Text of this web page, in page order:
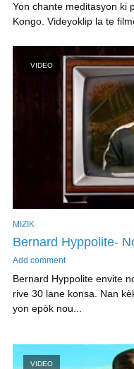
Yon chante meditasyon ki
Kongo. Videyoklip la te
VIDEO
MIZIK
Bernard Hyppolite-
Add comment
Bernard Hyppolite envite
rive 30 lane konsa. Nan
yon epòk nou...
VIDEO